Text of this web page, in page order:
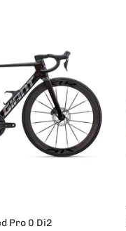
Pro 0 Di2